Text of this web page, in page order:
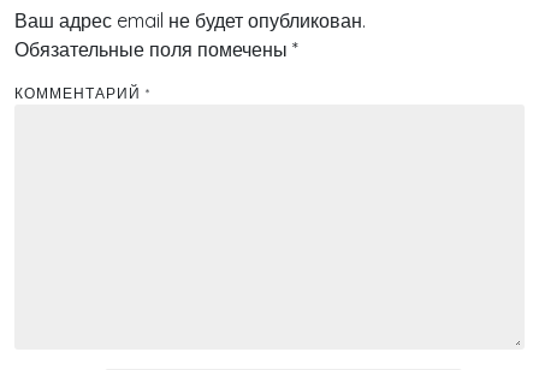
Ваш адрес email не будет опубликован.
Обязательные поля помечены *
КОММЕНТАРИЙ *